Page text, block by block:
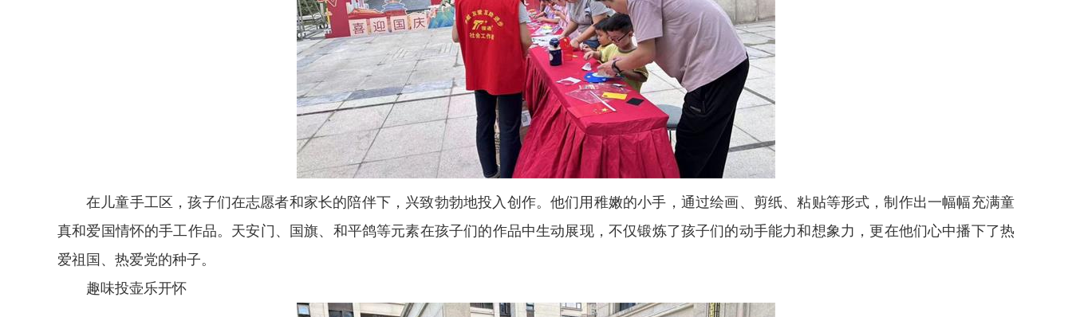
在儿童手工区，孩子们在志愿者和家长的陪伴下，兴致勃勃地投入创作。他们用稚嫩的小手，通过绘画、剪纸、粘贴等形式，制作出一幅幅充满童
真和爱国情怀的手工作品。天安门、国旗、和平鸽等元素在孩子们的作品中生动展现，不仅锻炼了孩子们的动手能力和想象力，更在他们心中播下了热
爱祖国、热爱党的种子。
趣味投壶乐开怀